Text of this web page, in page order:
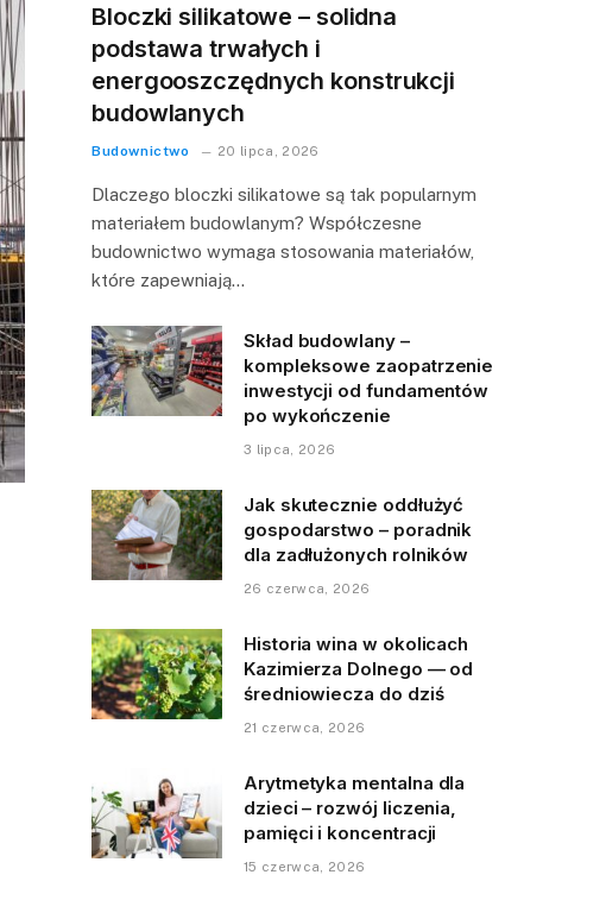
Bloczki silikatowe – solidna
podstawa trwałych i
energooszczędnych konstrukcji
budowlanych
Budownictwo 20 lipca, 2026
Dlaczego bloczki silikatowe są tak popularnym
materiałem budowlanym? Współczesne
budownictwo wymaga stosowania materiałów,
które zapewniają…
Skład budowlany –
kompleksowe zaopatrzenie
inwestycji od fundamentów
po wykończenie
3 lipca, 2026
Jak skutecznie oddłużyć
gospodarstwo – poradnik
dla zadłużonych rolników
26 czerwca, 2026
Historia wina w okolicach
Kazimierza Dolnego — od
średniowiecza do dziś
21 czerwca, 2026
Arytmetyka mentalna dla
dzieci – rozwój liczenia,
pamięci i koncentracji
15 czerwca, 2026